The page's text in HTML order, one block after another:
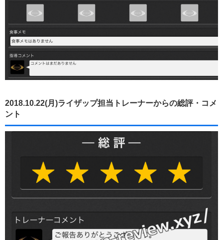
2018.10.22(月)ライザップ担当トレーナーからの総評・コメ
ント